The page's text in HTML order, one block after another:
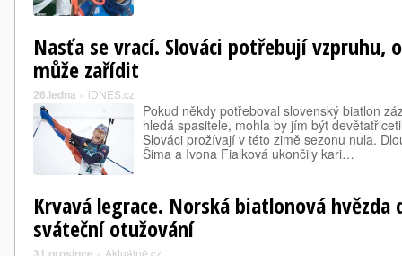
Nasťa se vrací. Slováci potřebují vzpruhu,
může zařídit
26.ledna » iDNES.cz
Pokud někdy potřeboval slovenský biatlon
hledá spasitele, mohla by jím být
Slováci prožívají v této zimě sezonu nula.
Šima a Ivona Fialková ukončily kari…
Krvavá legrace. Norská biatlonová hvězda
sváteční otužování
» Aktuálně.cz